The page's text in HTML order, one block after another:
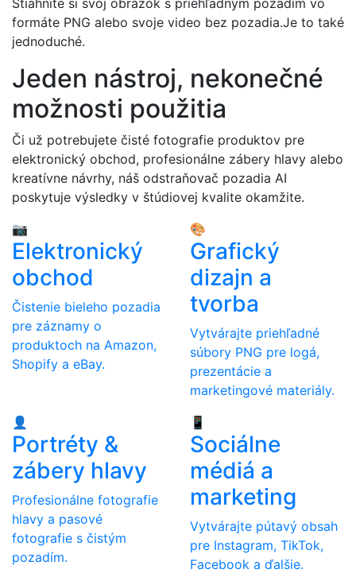
formáte PNG alebo svoje video bez pozadia.Je to také
jednoduché.
Jeden nástroj, nekonečné
možnosti použitia
Či už potrebujete čisté fotografie produktov pre
elektronický obchod, profesionálne zábery hlavy alebo
kreatívne návrhy, náš odstraňovač pozadia AI
poskytuje výsledky v štúdiovej kvalite okamžite.
📷
Elektronický
obchod
Čistenie bieleho pozadia
pre záznamy o
produktoch na Amazon,
Shopify a eBay.
🎨
Grafický
dizajn a
tvorba
Vytvárajte priehľadné
súbory PNG pre logá,
prezentácie a
marketingové materiály.
👤
Portréty &
zábery hlavy
Profesionálne fotografie
hlavy a pasové
fotografie s čistým
pozadím.
📱
Sociálne
médiá a
marketing
Vytvárajte pútavý obsah
pre Instagram, TikTok,
Facebook a ďalšie.